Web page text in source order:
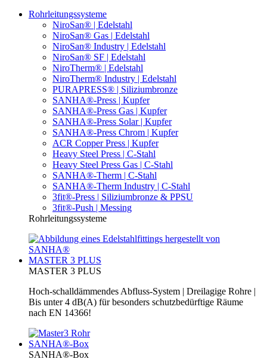
Rohrleitungssysteme
NiroSan® | Edelstahl
NiroSan® Gas | Edelstahl
NiroSan® Industry | Edelstahl
NiroSan® SF | Edelstahl
NiroTherm® | Edelstahl
NiroTherm® Industry | Edelstahl
PURAPRESS® | Siliziumbronze
SANHA®-Press | Kupfer
SANHA®-Press Gas | Kupfer
SANHA®-Press Solar | Kupfer
SANHA®-Press Chrom | Kupfer
ACR Copper Press | Kupfer
Heavy Steel Press | C-Stahl
Heavy Steel Press Gas | C-Stahl
SANHA®-Therm | C-Stahl
SANHA®-Therm Industry | C-Stahl
3fit®-Press | Siliziumbronze & PPSU
3fit®-Push | Messing
Rohrleitungssysteme
MASTER 3 PLUS
MASTER 3 PLUS
Hoch-schalldämmendes Abfluss-System | Dreilagige Rohre |
Bis unter 4 dB(A) für besonders schutzbedürftige Räume
nach EN 14366!
SANHA®-Box
SANHA®-Box